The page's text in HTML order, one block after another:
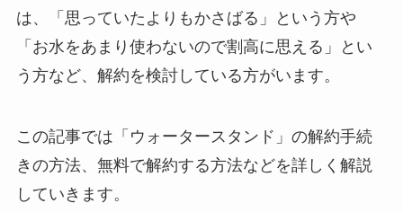
は、「思っていたよりもかさばる」という方や
「お水をあまり使わないので割高に思える」とい
う方など、解約を検討している方がいます。
この記事では「ウォータースタンド」の解約手続
きの方法、無料で解約する方法などを詳しく解説
していきます。